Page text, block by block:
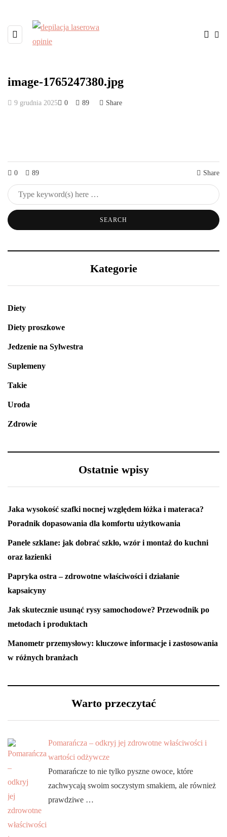
image-1765247380.jpg
9 grudnia 2025 0 89 Share
0 89 Share
Kategorie
Diety
Diety proszkowe
Jedzenie na Sylwestra
Suplemeny
Takie
Uroda
Zdrowie
Ostatnie wpisy
Jaka wysokość szafki nocnej względem łóżka i materaca?
Poradnik dopasowania dla komfortu użytkowania
Panele szklane: jak dobrać szkło, wzór i montaż do kuchni
oraz łazienki
Papryka ostra – zdrowotne właściwości i działanie
kapsaicyny
Jak skutecznie usunąć rysy samochodowe? Przewodnik po
metodach i produktach
Manometr przemysłowy: kluczowe informacje i zastosowania
w różnych branżach
Warto przeczytać
Pomarańcza – odkryj jej zdrowotne właściwości i
wartości odżywcze
Pomarańcze to nie tylko pyszne owoce, które
zachwycają swoim soczystym smakiem, ale również
prawdziwe …